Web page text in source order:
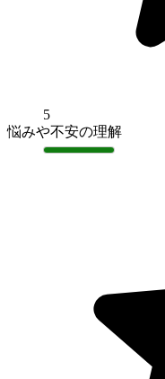
5
悩みや不安の理解